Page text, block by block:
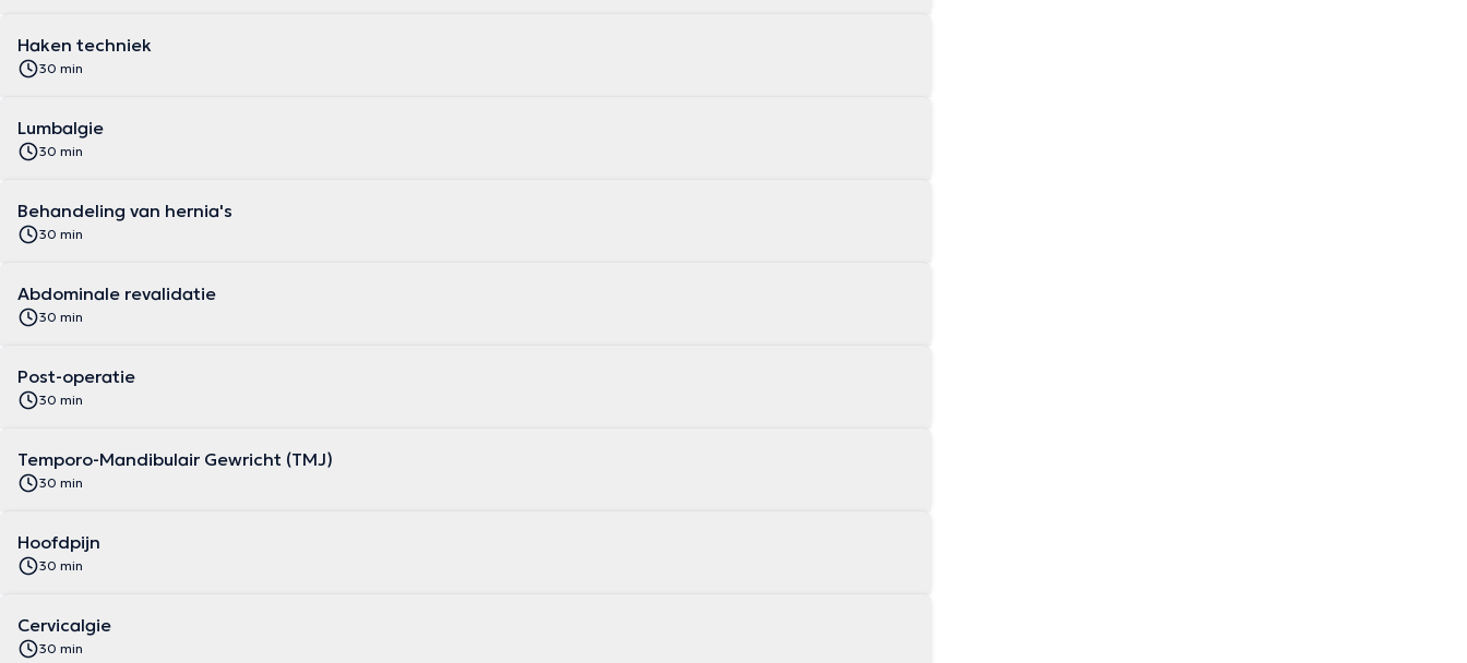
Haken techniek
30 min
Lumbalgie
30 min
Behandeling van hernia's
30 min
Abdominale revalidatie
30 min
Post-operatie
30 min
Temporo-Mandibulair Gewricht (TMJ)
30 min
Hoofdpijn
30 min
Cervicalgie
30 min